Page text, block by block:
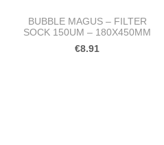
BUBBLE MAGUS – FILTER
SOCK 150UM – 180X450MM
€8.91